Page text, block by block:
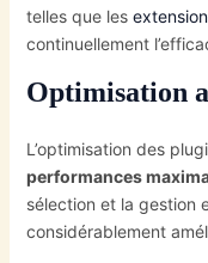
telles que les
continuellement
Optimisation
L’optimisation des
performances
sélection et la gestion
considérablement